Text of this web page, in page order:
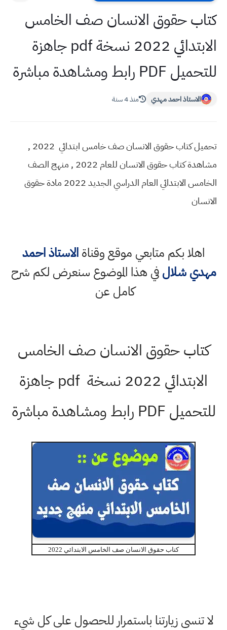
كتاب حقوق الانسان صف الخامس
الابتدائي 2022 نسخة pdf جاهزة
للتحميل PDF رابط ومشاهدة مباشرة
الاستاذ احمد مهدي منذ 4 سنة
تحميل كتاب حقوق الانسان صف خامس ابتدائي 2022 ,
مشاهدة كتاب حقوق الانسان للعام 2022 , منهج الصف
الخامس الابتدائي العام الدراسي الجديد 2022 مادة حقوق
الانسان
اهلا بكم متابعي موقع وقناةالاستاذ احمد
مهدي شلالفي هذا الموضوع سنعرض لكم شرح
كامل عن
كتاب حقوق الانسان صف الخامس
الابتدائي 2022 نسخة pdf جاهزة
للتحميل PDF رابط ومشاهدة مباشرة
كتاب حقوق الانسان صف الخامس الابتدائي 2022
لا تنسى زيارتنا باستمرار للحصول على كل شيء